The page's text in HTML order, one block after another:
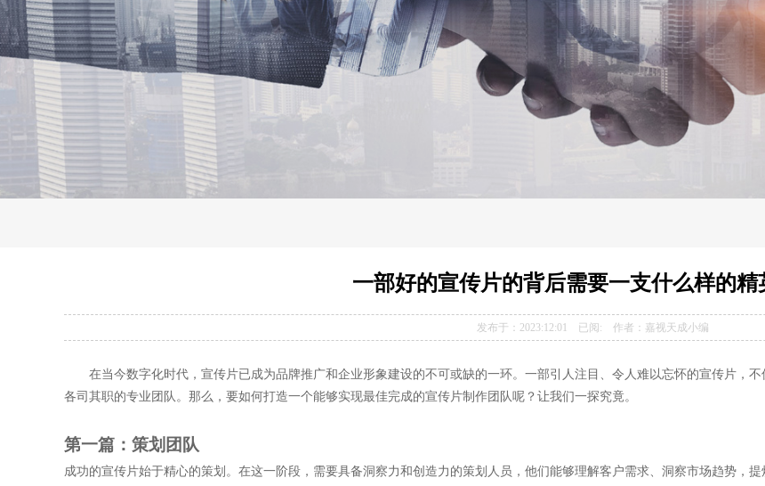
一部好的宣传片的背后需要一支什么样的精
发布于：2023:12:01 已阅: 作者：嘉视天成小编
在当今数字化时代，宣传片已成为品牌推广和企业形象建设的不可或缺的一环。一部引人注目、令人难以忘怀的宣传片，
各司其职的专业团队。那么，要如何打造一个能够实现最佳完成的宣传片制作团队呢？让我们一探究竟。
第一篇：策划团队
成功的宣传片始于精心的策划。在这一阶段，需要具备洞察力和创造力的策划人员，他们能够理解客户需求、洞察市场趋势，